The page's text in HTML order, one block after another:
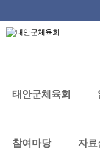
태안군체육회
참여마당 자료
041-